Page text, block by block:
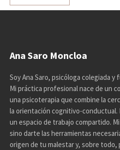
Ana Saro Moncloa
Soy Ana Saro, psicóloga colegiada
Mi práctica profesional nace de un
una psicoterapia que combine la
la orientación cognitivo-conductual.
un espacio de trabajo compartido.
sino darte las herramientas
origen de tu malestar y, sobre todo,